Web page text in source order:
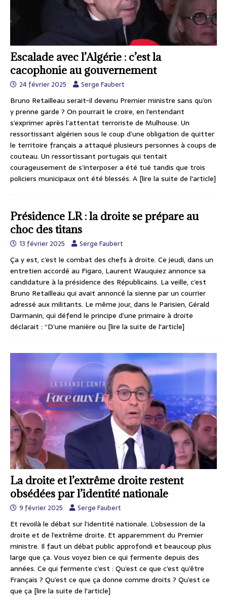
Escalade avec l’Algérie : c’est la
cacophonie au gouvernement
24 février 2025 Serge Faubert
Bruno Retailleau serait-il devenu Premier ministre sans qu’on
y prenne garde ? On pourrait le croire, en l’entendant
s’exprimer après l’attentat terroriste de Mulhouse. Un
ressortissant algérien sous le coup d’une obligation de quitter
le territoire français a attaqué plusieurs personnes à coups de
couteau. Un ressortissant portugais qui tentait
courageusement de s’interposer a été tué tandis que trois
policiers municipaux ont été blessés. A [lire la suite de l'article]
Présidence LR : la droite se prépare au
choc des titans
13 février 2025 Serge Faubert
Ça y est, c’est le combat des chefs à droite. Ce jeudi, dans un
entretien accordé au Figaro, Laurent Wauquiez annonce sa
candidature à la présidence des Républicains. La veille, c’est
Bruno Retailleau qui avait annoncé la sienne par un courrier
adressé aux militants. Le même jour, dans le Parisien, Gérald
Darmanin, qui défend le principe d’une primaire à droite
déclarait : “D’une manière ou [lire la suite de l'article]
La droite et l’extrême droite restent
obsédées par l’identité nationale
9 février 2025 Serge Faubert
Et revoilà le débat sur l’identité nationale. L’obsession de la
droite et de l’extrême droite. Et apparemment du Premier
ministre. Il faut un débat public approfondi et beaucoup plus
large que ça. Vous voyez bien ce qui fermente depuis des
années. Ce qui fermente c’est : Qu’est ce que c’est qu’être
Français ? Qu’est ce que ça donne comme droits ? Qu’est ce
que ça [lire la suite de l'article]